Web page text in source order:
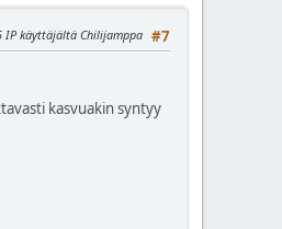
#7
IP käyttäjältä Chilijamppa
kasvuakin syntyy